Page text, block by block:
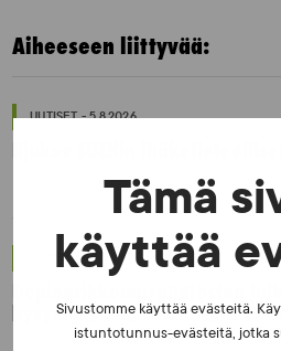
Tämä
käyttää
Sivustomme käyttää evästeitä.
istuntotunnus-evästeitä, jotka
Aiheeseen liittyvää:
UUTISET - 5.8.2026
UUTISET - 16.7.2026
kysymyksiä ja vastauksia